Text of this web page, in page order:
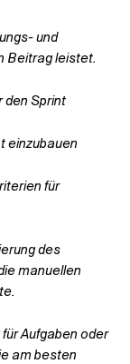
und
Beitrag leistet.
den Sprint
einzubauen
für
des
manuellen
Aufgaben oder
am besten